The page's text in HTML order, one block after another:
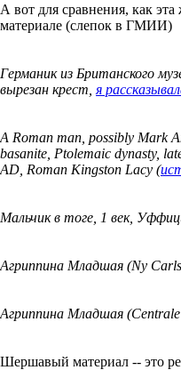
А вот для сравнения, как
материале (слепок в ГМИИ)
Германик из Британского
вырезан крест, я
A Roman man, possibly Mark
basanite, Ptolemaic dynasty,
AD, Roman Kingston Lacy (
Мальчик в тоге, 1 век,
Агриппина Младшая (Ny
Агриппина Младшая
Шершавый материал -- это